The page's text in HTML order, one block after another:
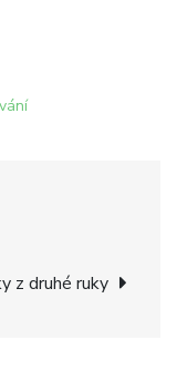
z druhé ruky